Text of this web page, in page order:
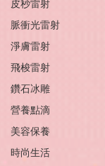
皮秒雷射
脈衝光雷射
淨膚雷射
飛梭雷射
鑽石冰雕
營養點滴
美容保養
時尚生活